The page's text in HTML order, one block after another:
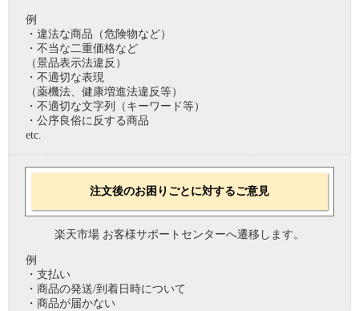
例
・違法な商品（危険物など）
・不当な二重価格など
（景品表示法違反）
・不適切な表現
（薬機法、健康増進法違反等）
・不適切な文字列（キーワード等）
・公序良俗に反する商品
etc.
注文後のお困りごとに対するご意見
楽天市場 お客様サポートセンターへ遷移します。
例
・支払い
・商品の発送/到着日時について
・商品が届かない